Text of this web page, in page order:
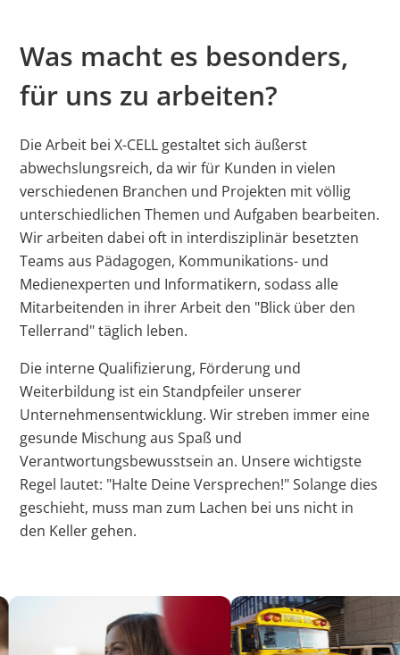
Abwechslungsreiche Restaurant- und
Exzellentes Betriebsklima
Betriebssport (wie Fußball, Badminton oder
Joggen)
Lockerer Dresscode
Massagen während der Arbeitszeit
Was macht es besonders,
für uns zu arbeiten?
Die Arbeit bei X-CELL gestaltet sich äußerst
abwechslungsreich, da wir für Kunden in vielen
verschiedenen Branchen und Projekten mit völlig
unterschiedlichen Themen und Aufgaben bearbeiten.
Wir arbeiten dabei oft in interdisziplinär besetzten
Teams aus Pädagogen, Kommunikations- und
Medienexperten und Informatikern, sodass alle
Mitarbeitenden in ihrer Arbeit den "Blick über den
Tellerrand" täglich leben.
Die interne Qualifizierung, Förderung und
Weiterbildung ist ein Standpfeiler unserer
Unternehmensentwicklung. Wir streben immer eine
gesunde Mischung aus Spaß und
Verantwortungsbewusstsein an. Unsere wichtigste
Regel lautet: "Halte Deine Versprechen!" Solange dies
geschieht, muss man zum Lachen bei uns nicht in
den Keller gehen.